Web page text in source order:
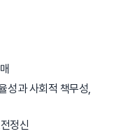
성과 사회적 책무성,
정신